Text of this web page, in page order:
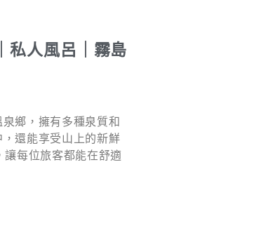
私人風呂｜霧島
鄉，擁有多種泉質和
還能享受山上的新鮮
每位旅客都能在舒適